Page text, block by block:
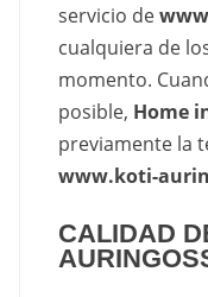
servicio de
cualquiera de
momento.
posible, Home
previamente la
www.koti-
CALIDAD